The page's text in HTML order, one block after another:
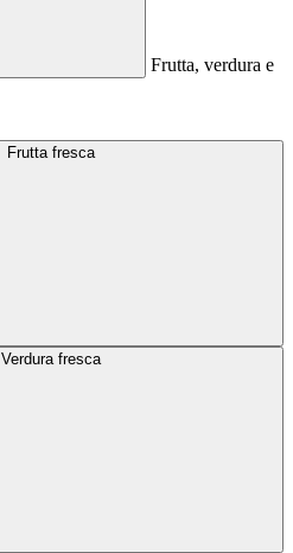
Frutta, verdura e
Frutta fresca
Verdura fresca